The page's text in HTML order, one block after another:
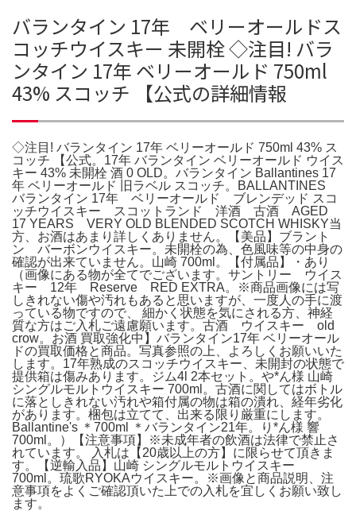
バランタイン 17年 ベリーオールドス
コッチウイスキー 未開栓 ◇注目! バラ
ンタイン 17年 ベリーオールド 750ml
43% スコッチ 【公式の詳細情報
◇注目! バランタイン 17年 ベリーオールド 750ml 43% ス
コッチ 【公式。17年 バランタイン ベリーオールド ウイス
キー 43% 未開栓 酒 0 OLD。バランタイン Ballantines 17
年 ベリーオールド 旧ラベル スコッチ。BALLANTINES
バランタイン 17年 ベリーオールド ブレンデッド スコ
ッチウイスキー スコットランド 洋酒 古酒 AGED
17 YEARS VERY OLD BLENDED SCOTCH WHISKY当
方、お酒はあまり詳しくありません。【美品】ブラント
ン バーボンウイスキー。未開栓の為、色風味等の中身の
確認が出来ていません。山崎 700ml。【付属品】・あり
（画像にある物が全てでございます。サントリー ウイス
キー 12年 Reserve RED EXTRA。※商品画像には写
しきれない傷や汚れもあると思いますが、一度人の手に渡
っている物ですので、 細かく状態を気にされる方、神経
質な方はご入札ご遠慮願います。古酒 ウイスキー old
crow。お酒 買取強化中】バランタイン17年 ベリーオール
ドの買取価格と商品。写真参照の上、よろしくお願いいた
します。17年熟成のスコッチウイスキー、未開封の状態で
提供箱は傷みあります。ジム4l 2本セット。や*ん様 山崎
シングルモルトウイスキー 700ml。古酒に関してはボトル
に落としきれない汚れや箱付属の物は箱の潰れ、経年劣化
があります。梱包は立てて、出来る限り厳重にします。
Ballantine's ＊700ml ＊バランタイン21年。り*ん様 響
700ml。）【注意事項】※未成年者の飲酒は法律で禁止さ
れています。 入札は【20歳以上の方】に限らせて頂きま
す。【逆輸入品】山崎 シングルモルトウイスキー
700ml。琉歌RYOKAウイスキー。※画像と商品説明、注
意事項をよくご確認頂いた上での入札を宜しくお願い致し
ます。